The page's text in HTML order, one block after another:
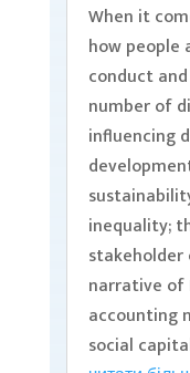
When it
how people
conduct
number of
influencing
inequality;
narrative of
accounting
social